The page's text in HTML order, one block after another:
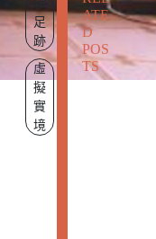
碳
足
跡
虛
擬
實
境
ATE
D
POS
TS